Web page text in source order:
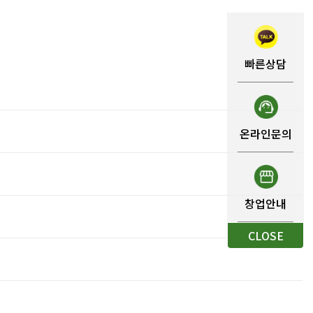
빠른상담
온라인문의
창업안내
CLOSE